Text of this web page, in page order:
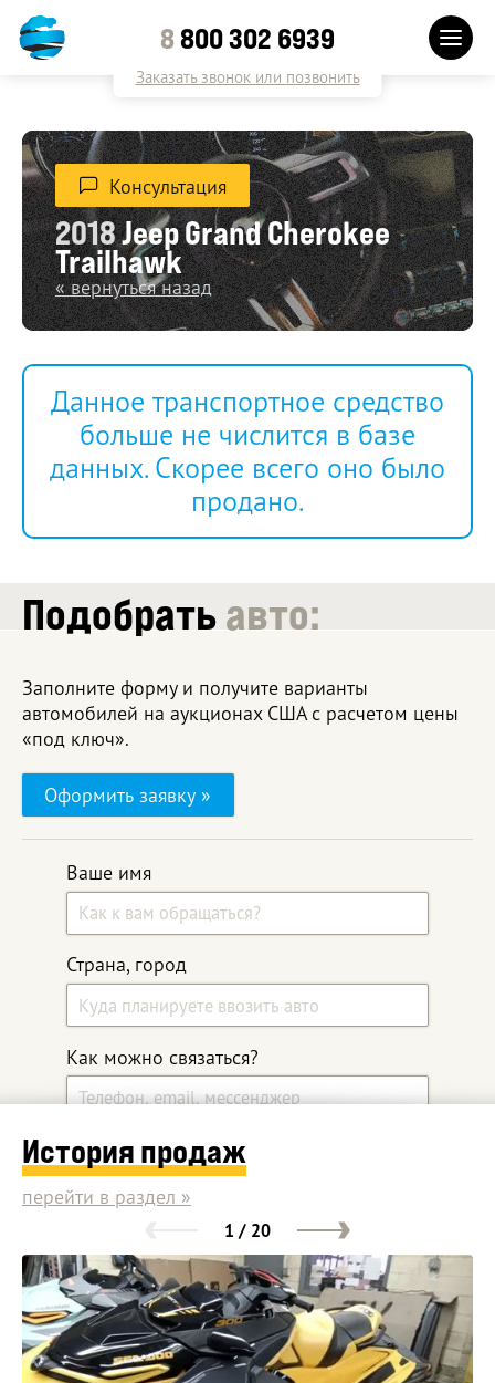
8800 302 6939
Заказать звонок или позвонить
2018Jeep Grand Cherokee
Trailhawk
« вернуться назад
Консультация
Данное транспортное средство
больше не числится в базе
данных. Скорее всего оно было
продано.
Подобратьавто:
Заполните форму и получите варианты
автомобилей на аукционах США с расчетом цены
«под ключ».
Ваше имя
Страна, город
Как можно связаться?
Какой автомобиль ищите?
Дополнительные комментарии
Оформить заявку »
История продаж
перейти в раздел »
1 / 20